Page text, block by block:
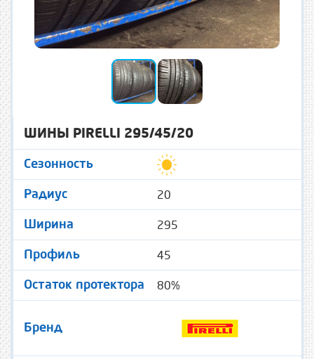
ШИНЫ PIRELLI 295/45/20
Сезонность
Радиус 20
Ширина 295
Профиль 45
Остаток протектора 80%
Бренд